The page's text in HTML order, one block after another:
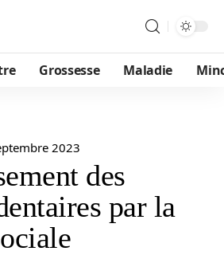
Grossesse Maladie
2023
des
par la